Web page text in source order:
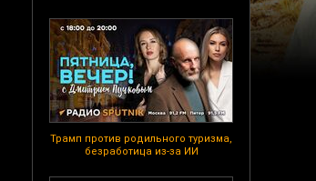
Трамп против родильного туризма,
безработица из-за ИИ